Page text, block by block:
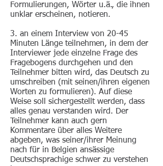
Formulierungen, Wörter u.ä., die ihnen
unklar erscheinen, notieren.
3. an einem Interview von 20-45
Minuten Länge teilnehmen, in dem der
Interviewer jede einzelne Frage des
Fragebogens durchgehen und den
Teilnehmer bitten wird, das Deutsch zu
umschreiben (mit seinen/ihren eigenen
Worten zu formulieren). Auf diese
Weise soll sichergestellt werden, dass
alles genau verstanden wird. Der
Teilnehmer kann auch gern
Kommentare über alles Weitere
abgeben, was seiner/ihrer Meinung
nach für in Belgien ansässige
Deutschsprachige schwer zu verstehen